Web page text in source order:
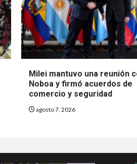
Milei mantuvo una reunión
Noboa y firmó acuerdos de
comercio y seguridad
agosto 7, 2026